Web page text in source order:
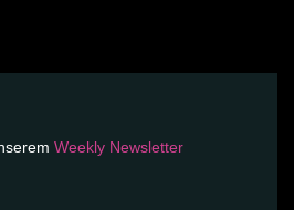
Weekly Newsletter